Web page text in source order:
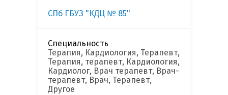
СПб ГБУЗ "КДЦ № 85"
Специальность
Терапия, Кардиология, Терапевт,
Терапия, терапевт, Кардиология,
Кардиолог, Врач терапевт, Врач-
терапевт, Врач, Терапевт,
Другое